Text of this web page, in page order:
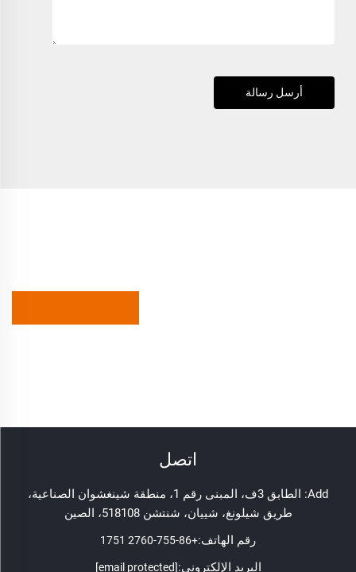
أرسل رسالة
اتصل
Add: الطابق 3ف، المبنى رقم 1، منطقة شينغشوان الصناعية،
طريق شيلونغ، شييان، شنتشن 518108، الصين
رقم الهاتف:+86-755-2760 1751
البريد الإلكتروني:[email protected]